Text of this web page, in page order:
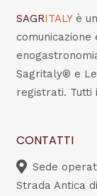
SAGRITALY è
Sagritaly® e
registrati. Tutti
CONTATTI
Sede
Strada Antica